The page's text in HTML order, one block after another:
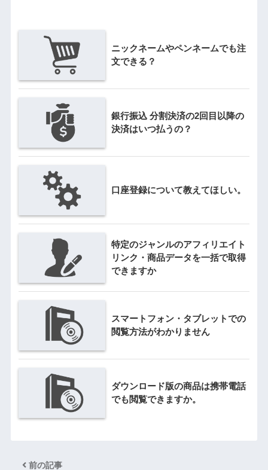
ニックネームやペンネームでも注
文できる？
銀行振込 分割決済の2回目以降の
決済はいつ払うの？
口座登録について教えてほしい。
特定のジャンルのアフィリエイト
リンク・商品データを一括で取得
できますか
スマートフォン・タブレットでの
閲覧方法がわかりません
ダウンロード版の商品は携帯電話
でも閲覧できますか。
前の記事